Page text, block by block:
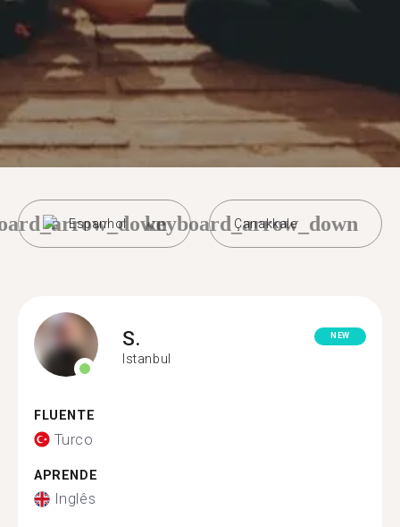
Espanhol Çanakkale
keyboard_arrow_down
S.
Istanbul
NEW
FLUENTE
Turco
APRENDE
Inglês